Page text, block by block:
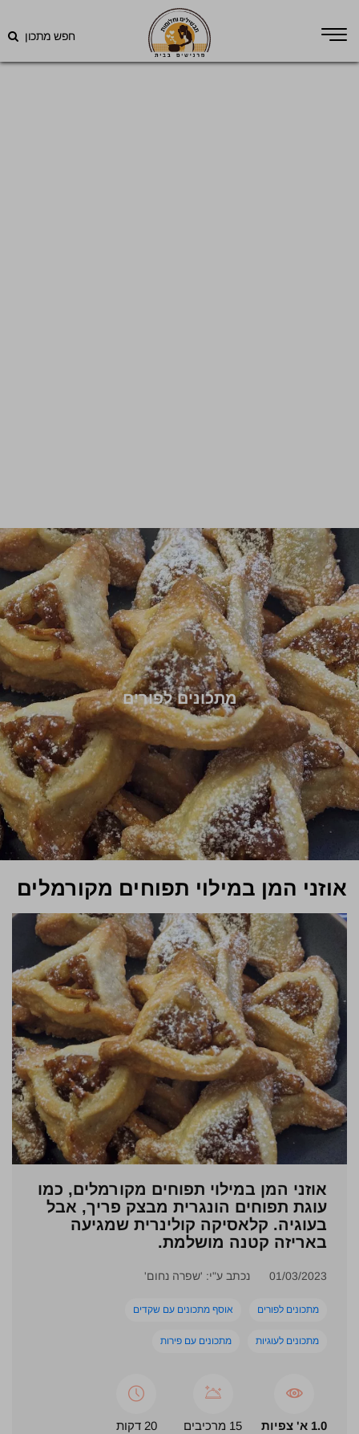
חפש מתכון
מתכונים לפורים
אוזני המן במילוי תפוחים מקורמלים
אוזני המן במילוי תפוחים מקורמלים, כמו
עוגת תפוחים הונגרית מבצק פריך, אבל
בעוגיה. קלאסיקה קולינרית שמגיעה
באריזה קטנה מושלמת.
01/03/2023 נכתב ע"י: 'שפרה נחום'
מתכונים לפורים אוסף מתכונים עם שקדים
מתכונים לעוגיות מתכונים עם פירות
1.0 א' צפיות 15 מרכיבים 20 דקות